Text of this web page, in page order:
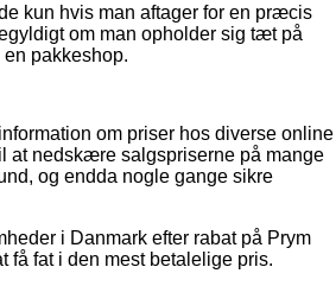
kun hvis man aftager for en præcis
om man opholder sig tæt på
pakkeshop.
om priser hos diverse online
at nedskære salgspriserne på mange
og endda nogle gange sikre
i Danmark efter rabat på Prym
få fat i den mest betalelige pris.